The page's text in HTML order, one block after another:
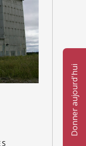
Donner aujourd'hui